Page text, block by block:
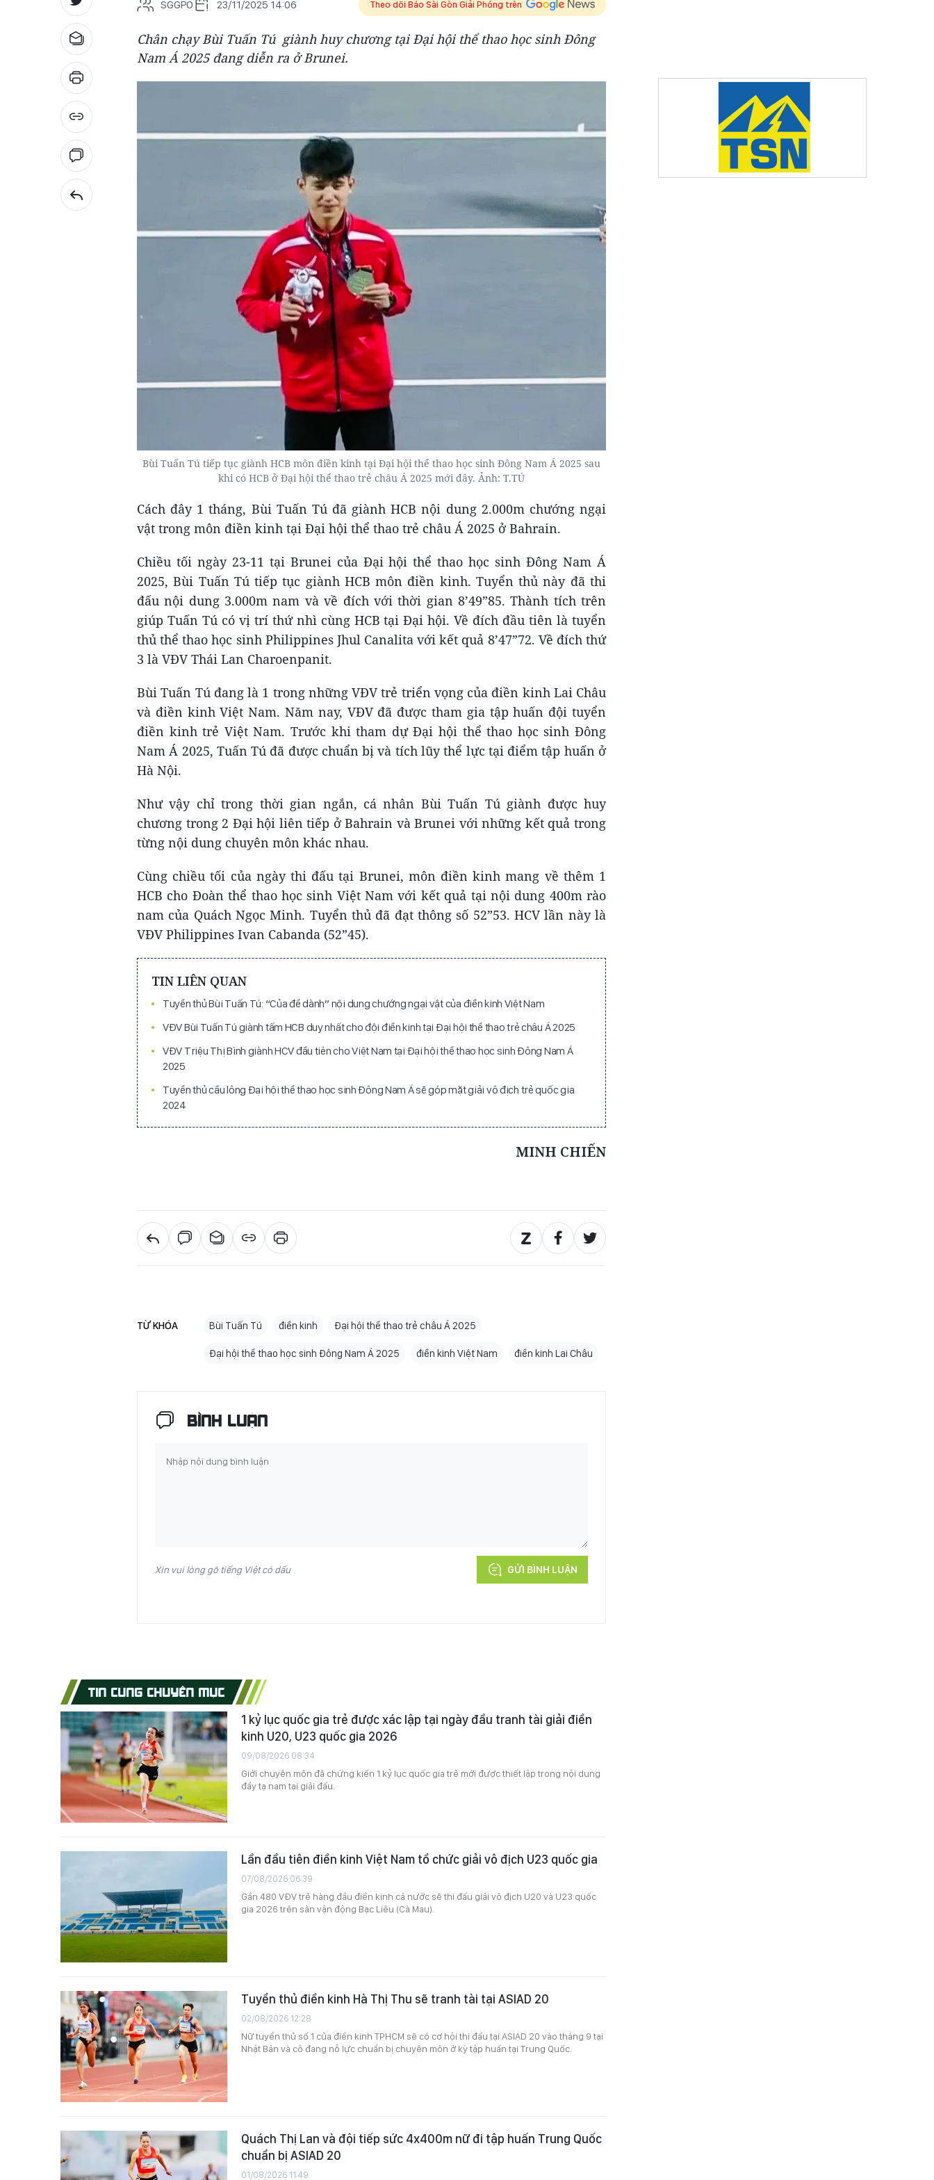
SGGPO 23/11/2025 14:06 Theo dõi Báo Sài Gòn Giải Phóng trên
Chân chạy Bùi Tuấn Tú giành huy chương tại Đại hội thể thao học sinh Đông
Nam Á 2025 đang diễn ra ở Brunei.
Bùi Tuấn Tú tiếp tục giành HCB môn điền kinh tại Đại hội thể thao học sinh Đông Nam Á 2025 sau
khi có HCB ở Đại hội thể thao trẻ châu Á 2025 mới đây. Ảnh: T.TÚ
Cách đây 1 tháng, Bùi Tuấn Tú đã giành HCB nội dung 2.000m chướng ngại
vật trong môn điền kinh tại Đại hội thể thao trẻ châu Á 2025 ở Bahrain.
Chiều tối ngày 23-11 tại Brunei của Đại hội thể thao học sinh Đông Nam Á
2025, Bùi Tuấn Tú tiếp tục giành HCB môn điền kinh. Tuyển thủ này đã thi
đấu nội dung 3.000m nam và về đích với thời gian 8’49”85. Thành tích trên
giúp Tuấn Tú có vị trí thứ nhì cùng HCB tại Đại hội. Về đích đầu tiên là tuyển
thủ thể thao học sinh Philippines Jhul Canalita với kết quả 8’47”72. Về đích thứ
3 là VĐV Thái Lan Charoenpanit.
Bùi Tuấn Tú đang là 1 trong những VĐV trẻ triển vọng của điền kinh Lai Châu
và điền kinh Việt Nam. Năm nay, VĐV đã được tham gia tập huấn đội tuyển
điền kinh trẻ Việt Nam. Trước khi tham dự Đại hội thể thao học sinh Đông
Nam Á 2025, Tuấn Tú đã được chuẩn bị và tích lũy thể lực tại điểm tập huấn ở
Hà Nội.
Như vậy chỉ trong thời gian ngắn, cá nhân Bùi Tuấn Tú giành được huy
chương trong 2 Đại hội liên tiếp ở Bahrain và Brunei với những kết quả trong
từng nội dung chuyên môn khác nhau.
Cùng chiều tối của ngày thi đấu tại Brunei, môn điền kinh mang về thêm 1
HCB cho Đoàn thể thao học sinh Việt Nam với kết quả tại nội dung 400m rào
nam của Quách Ngọc Minh. Tuyển thủ đã đạt thông số 52”53. HCV lần này là
VĐV Philippines Ivan Cabanda (52”45).
TIN LIÊN QUAN
Tuyển thủ Bùi Tuấn Tú: “Của để dành” nội dung chướng ngại vật của điền kinh Việt Nam
VĐV Bùi Tuấn Tú giành tấm HCB duy nhất cho đội điền kinh tại Đại hội thể thao trẻ châu Á 2025
VĐV Triệu Thị Bình giành HCV đầu tiên cho Việt Nam tại Đại hội thể thao học sinh Đông Nam Á
2025
Tuyển thủ cầu lông Đại hội thể thao học sinh Đông Nam Á sẽ góp mặt giải vô địch trẻ quốc gia
2024
MINH CHIẾN
TỪ KHÓA Bùi Tuấn Tú điền kinh Đại hội thể thao trẻ châu Á 2025
Đại hội thể thao học sinh Đông Nam Á 2025 điền kinh Việt Nam điền kinh Lai Châu
BÌNH LUẬN
Xin vui lòng gõ tiếng Việt có dấu GỬI BÌNH LUẬN
TIN CÙNG CHUYÊN MỤC
1 kỷ lục quốc gia trẻ được xác lập tại ngày đầu tranh tài giải điền
kinh U20, U23 quốc gia 2026
09/08/2026 08:34
Giới chuyên môn đã chứng kiến 1 kỷ lục quốc gia trẻ mới được thiết lập trong nội dung
đẩy tạ nam tại giải đấu.
Lần đầu tiên điền kinh Việt Nam tổ chức giải vô địch U23 quốc gia
07/08/2026 06:39
Gần 480 VĐV trẻ hàng đầu điền kinh cả nước sẽ thi đấu giải vô địch U20 và U23 quốc
gia 2026 trên sân vận động Bạc Liêu (Cà Mau).
Tuyển thủ điền kinh Hà Thị Thu sẽ tranh tài tại ASIAD 20
02/08/2026 12:28
Nữ tuyển thủ số 1 của điền kinh TPHCM sẽ có cơ hội thi đấu tại ASIAD 20 vào tháng 9 tại
Nhật Bản và cô đang nỗ lực chuẩn bị chuyên môn ở kỳ tập huấn tại Trung Quốc.
Quách Thị Lan và đội tiếp sức 4x400m nữ đi tập huấn Trung Quốc
chuẩn bị ASIAD 20
01/08/2026 11:49